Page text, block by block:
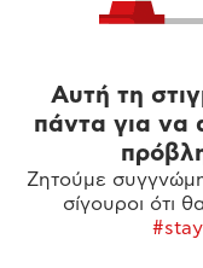
Αυτή τη
πάντα για να
Ζητούμε
σίγουροι ότι